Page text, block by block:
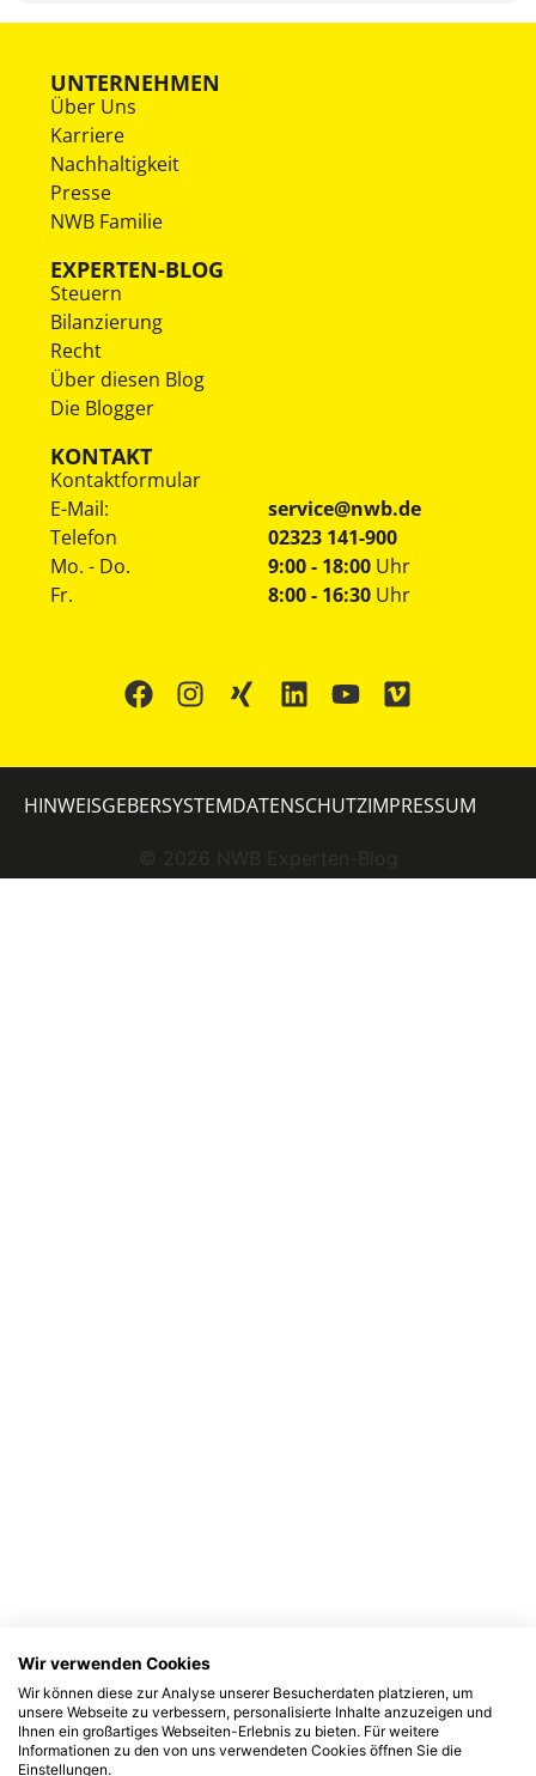
UNTERNEHMEN
Über Uns
Karriere
Nachhaltigkeit
Presse
NWB Familie
EXPERTEN-BLOG
Steuern
Bilanzierung
Recht
Über diesen Blog
Die Blogger
KONTAKT
Kontaktformular
E-Mail:
service@nwb.de
Telefon
02323 141-900
Mo. - Do.
Fr.
9:00 - 18:00 Uhr
8:00 - 16:30 Uhr
© 2026 NWB Experten-Blog
HINWEISGEBERSYSTEMDATENSCHUTZIMPRESSUM
Wir verwenden Cookies
Wir können diese zur Analyse unserer Besucherdaten platzieren, um
unsere Webseite zu verbessern, personalisierte Inhalte anzuzeigen und
Ihnen ein großartiges Webseiten-Erlebnis zu bieten. Für weitere
Informationen zu den von uns verwendeten Cookies öffnen Sie die
Einstellungen.